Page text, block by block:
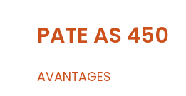
PATE AS 450
AVANTAGES